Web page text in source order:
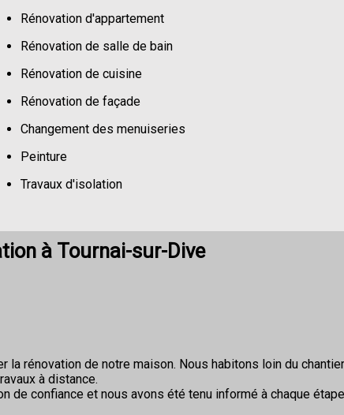
Rénovation d'appartement
Rénovation de salle de bain
Rénovation de cuisine
Rénovation de façade
Changement des menuiseries
Peinture
Travaux d'isolation
à Tournai-sur-Dive
la rénovation de notre maison. Nous habitons loin du
à distance.
de confiance et nous avons été tenu informé à chaque